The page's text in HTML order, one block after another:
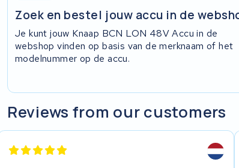
Zoek en bestel jouw accu in de
Je kunt jouw Knaap BCN LON 48V Accu in de
webshop vinden op basis van de merknaam of het
modelnummer op de accu.
Reviews from our customers